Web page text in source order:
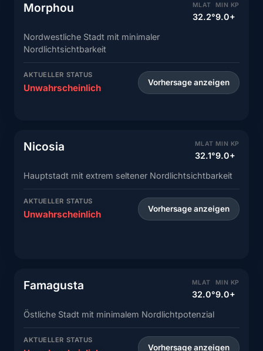
Morphou MLAT
32.2°
MIN KP
9.0+
Nordwestliche Stadt mit minimaler
Nordlichtsichtbarkeit
AKTUELLER STATUS
Unwahrscheinlich Vorhersage anzeigen
Nicosia MLAT
32.1°
MIN KP
9.0+
Hauptstadt mit extrem seltener Nordlichtsichtbarkeit
AKTUELLER STATUS
Unwahrscheinlich Vorhersage anzeigen
Famagusta MLAT
32.0°
MIN KP
9.0+
Östliche Stadt mit minimalem Nordlichtpotenzial
AKTUELLER STATUS
Vorhersage anzeigen